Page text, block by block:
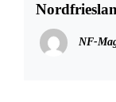
Gutscheine
NF-